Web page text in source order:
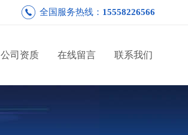
全国服务热线： 15558226566
公司资质 在线留言 联系我们